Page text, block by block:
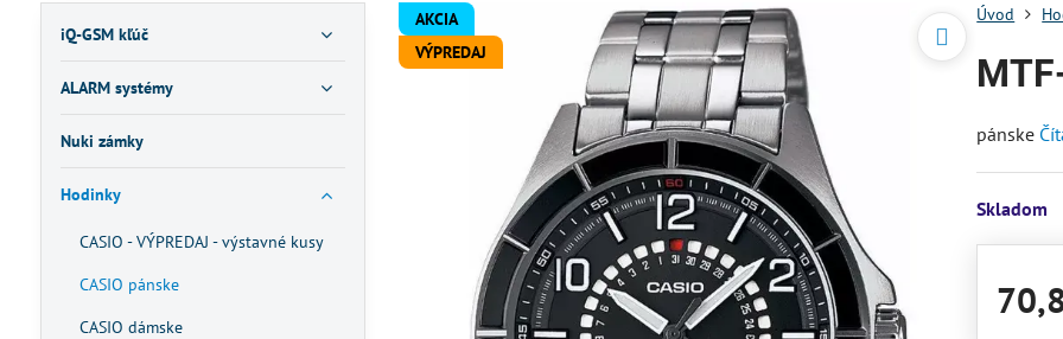
AKCIA
VÝPREDAJ
Úvod
pánske
Skladom
iQ-GSM kľúč
ALARM systémy
Nuki zámky
Hodinky
CASIO - VÝPREDAJ - výstavné kusy
CASIO pánske
CASIO dámske